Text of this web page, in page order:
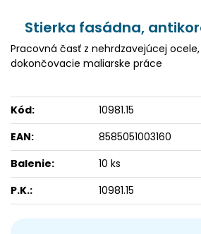
Stierka fasádna,
Pracovná časť z nehrdzavejúcej
dokončovacie maliarske práce
Kód:
10981.15
EAN:
8585051003160
Balenie:
10 ks
P.K.:
10981.15